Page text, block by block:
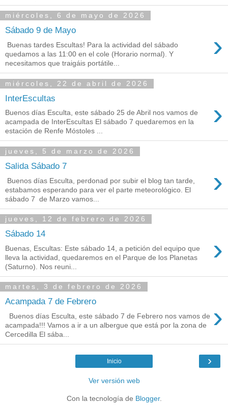
miércoles, 6 de mayo de 2026
Sábado 9 de Mayo ›
Buenas tardes Escultas! Para la actividad del sábado
quedamos a las 11:00 en el cole (Horario normal). Y
necesitamos que traigáis portátile...
miércoles, 22 de abril de 2026
InterEscultas ›
Buenos días Esculta, este sábado 25 de Abril nos vamos de
acampada de InterEscultas El sábado 7 quedaremos en la
estación de Renfe Móstoles ...
jueves, 5 de marzo de 2026
Salida Sábado 7 ›
Buenos días Esculta, perdonad por subir el blog tan tarde,
estabamos esperando para ver el parte meteorológico. El
sábado 7 de Marzo vamos...
jueves, 12 de febrero de 2026
Sábado 14 ›
Buenas, Escultas: Este sábado 14, a petición del equipo que
lleva la actividad, quedaremos en el Parque de los Planetas
(Saturno). Nos reuni...
martes, 3 de febrero de 2026
Acampada 7 de Febrero ›
Buenos días Esculta, este sábado 7 de Febrero nos vamos de
acampada!!! Vamos a ir a un albergue que está por la zona de
Cercedilla El sába...
›
Inicio
Ver versión web
Con la tecnología de Blogger.